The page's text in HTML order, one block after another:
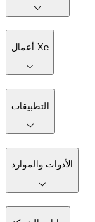
أعمال Xe
التطبيقات
الأدوات والموارد